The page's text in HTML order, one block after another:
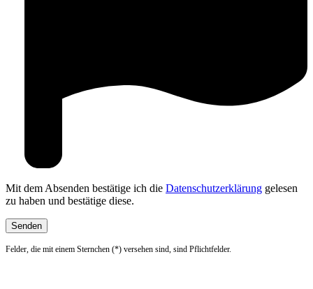
Mit dem Absenden bestätige ich die Datenschutzerklärung gelesen
zu haben und bestätige diese.
Felder, die mit einem Sternchen (*) versehen sind, sind Pflichtfelder.